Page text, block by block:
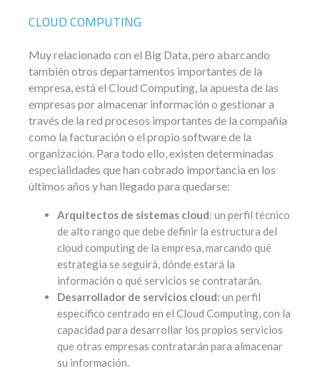
CLOUD COMPUTING
Muy relacionado con el Big Data, pero abarcando
también otros departamentos importantes de la
empresa, está el Cloud Computing, la apuesta de las
empresas por almacenar información o gestionar a
través de la red procesos importantes de la compañía
como la facturación o el propio software de la
organización. Para todo ello, existen determinadas
especialidades que han cobrado importancia en los
últimos años y han llegado para quedarse:
Arquitectos de sistemas cloud: un perfil técnico
de alto rango que debe definir la estructura del
cloud computing de la empresa, marcando qué
estrategia se seguirá, dónde estará la
información o qué servicios se contratarán.
Desarrollador de servicios cloud: un perfil
específico centrado en el Cloud Computing, con la
capacidad para desarrollar los propios servicios
que otras empresas contratarán para almacenar
su información.